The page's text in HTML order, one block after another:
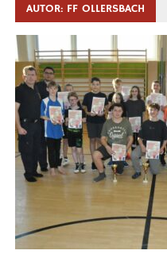
AUTOR: FF OLLERSBACH